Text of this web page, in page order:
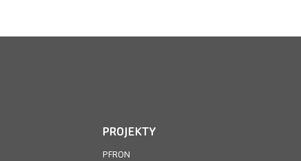
PROJEKTY
PFRON